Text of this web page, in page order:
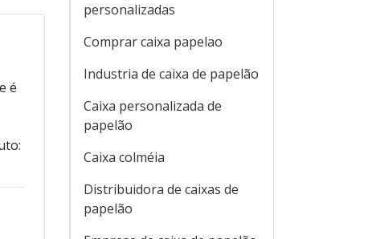
é
personalizadas
Comprar caixa papelao
Industria de caixa de papelão
Caixa personalizada de
papelão
Caixa colméia
Distribuidora de caixas de
papelão